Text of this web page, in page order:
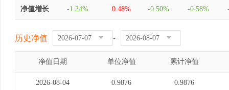
净值增长 -1.24% 0.48% -0.50% -0.58%
历史净值 -
净值日期 单位净值 累计净值
2026-08-04 0.9876 0.9876